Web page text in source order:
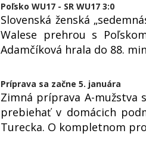
Poľsko WU17 - SR WU17 3:0
Slovenská ženská
Walese prehrou s
Adamčíková hrala do 88.
Príprava sa začne 5. januára
Zimná príprava A-mužstva
prebiehať v domácich
Turecka. O kompletnom